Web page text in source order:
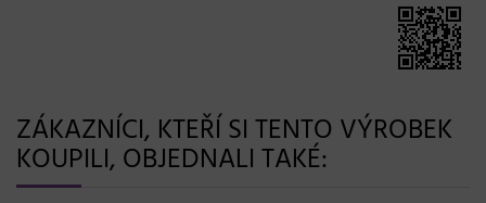
ZÁKAZNÍCI, KTEŘÍ SI TENTO VÝROBEK
KOUPILI, OBJEDNALI TAKÉ: